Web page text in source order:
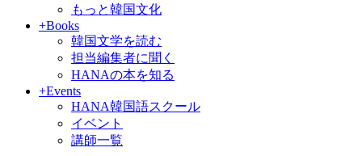
もっと韓国文化
+Books
韓国文学を読む
担当編集者に聞く
HANAの本を知る
+Events
HANA韓国語スクール
イベント
講師一覧